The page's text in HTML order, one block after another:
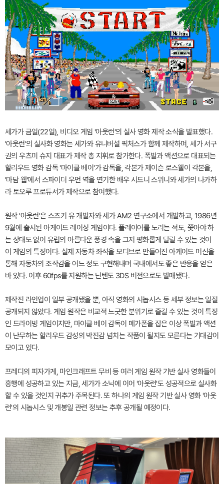
세가가 금일(22일), 비디오 게임 '아웃런'의 실사 영화 제작 소식을 발표했다.
'아웃런'의 실사화 영화는 세가와 유니버설 픽처스가 함께 제작하며, 세가 서구
권의 우츠미 슈지 대표가 제작 총 지휘로 참가한다. 폭발과 액션으로 대표되는
할리우드 영화 감독 '마이클 베이'가 감독을, 각본가 제이슨 로스웰이 각본을,
'마담 웹'에서 스파이더 우먼 역을 연기한 배우 시드니 스위니와 세가의 나카하
라 토오루 프로듀서가 제작으로 참여했다.
원작 '아웃런'은 스즈키 유 개발자와 세가 AM2 연구소에서 개발하고, 1986년
9월에 출시된 아케이드 레이싱 게임이다. 플레이어를 노리는 적도, 쫓아야 하
는 상대도 없이 유럽의 아름다운 풍경 속을 그저 평화롭게 달릴 수 있는 것이
이 게임의 특징이다. 실제 자동차 좌석을 모티브로 만들어진 아케이드 머신을
통해 자동차의 조작감을 어느 정도 구현해내며 국내에서도 좋은 반응을 얻은
바 있다. 이후 60fps를 지원하는 닌텐도 3DS 버전으로도 발매됐다.
제작진 라인업이 일부 공개됐을 뿐, 아직 영화의 시놉시스 등 세부 정보는 일절
공개되지 않았다. 게임 원작은 비교적 느긋한 분위기로 즐길 수 있는 것이 특징
인 드라이빙 게임이지만, 마이클 베이 감독이 메가폰을 잡은 이상 폭발과 액션
이 난무하는 할리우드 감성의 박진감 넘치는 작품이 될지도 모른다는 기대감이
모이고 있다.
프레디의 피자가게, 마인크래프트 무비 등 여러 게임 원작 기반 실사 영화들이
흥행에 성공하고 있는 지금, 세가가 소닉에 이어 '아웃런'도 성공적으로 실사화
할 수 있을 것인지 귀추가 주목된다. 또 하나의 게임 원작 기반 실사 영화 '아웃
런'의 시놉시스 및 개봉일 관련 정보는 추후 공개될 예정이다.